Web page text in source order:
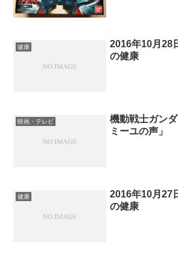
健康
2016年10月28
の健康
映画・テレビ
機動戦士ガン
ミーユの声」
健康
2016年10月27
の健康